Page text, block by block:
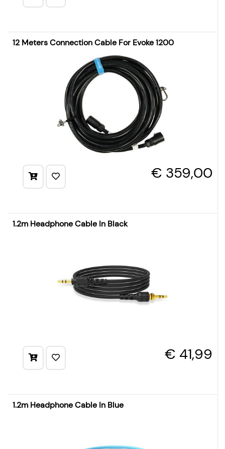
12 Meters Connection Cable For Evoke 1200
€ 359,00
1.2m Headphone Cable In Black
€ 41,99
1.2m Headphone Cable In Blue